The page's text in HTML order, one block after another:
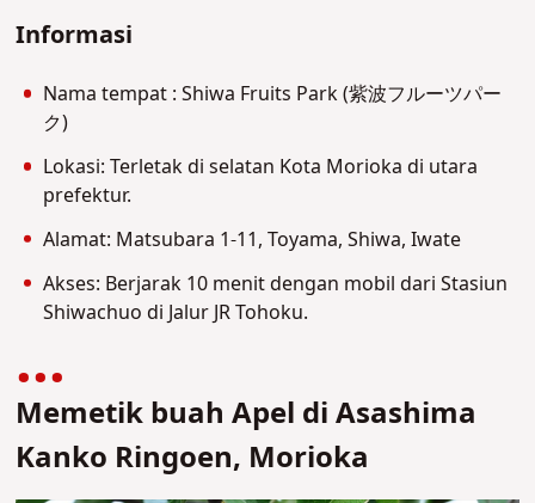
Informasi
Nama tempat : Shiwa Fruits Park (紫波フルーツパー
ク)
Lokasi: Terletak di selatan Kota Morioka di utara
prefektur.
Alamat: Matsubara 1-11, Toyama, Shiwa, Iwate
Akses: Berjarak 10 menit dengan mobil dari Stasiun
Shiwachuo di Jalur JR Tohoku.
Memetik buah Apel di Asashima
Kanko Ringoen, Morioka